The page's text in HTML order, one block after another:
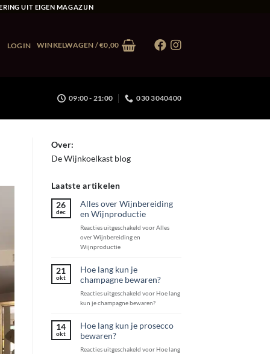
UIT EIGEN MAGAZIJN
LOGIN WINKELWAGEN /€0,00
09:00 - 21:00 030 3040400
Over:
De Wijnkoelkast blog
Laatste artikelen
26
dec
Alles over Wijnbereiding
en Wijnproductie
Reacties uitgeschakeld voor Alles
over Wijnbereiding en
Wijnproductie
21
okt
Hoe lang kun je
champagne bewaren?
Reacties uitgeschakeld voor Hoe lang
kun je champagne bewaren?
14
okt
Hoe lang kun je prosecco
bewaren?
Reacties uitgeschakeld voor Hoe lang